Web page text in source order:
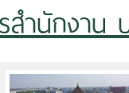
ำนักงาน